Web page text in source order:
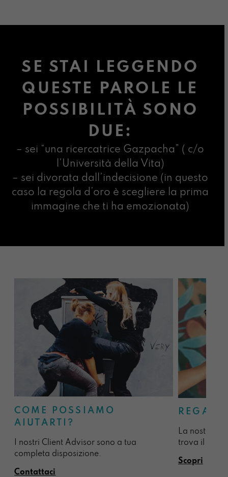
SE STAI LEGGENDO
QUESTE PAROLE LE
POSSIBILITÀ SONO
DUE:
– sei “una ricercatrice Gazpacha” ( c/o
l’Università della Vita)
– sei divorata dall’indecisione (in questo
caso la regola d’oro è scegliere la prima
immagine che ti ha emozionata)
COME POSSIAMO
AIUTARTI?
I nostri Client Advisor sono a tua
completa disposizione.
Contattaci
La nostra
trova il
Scopri